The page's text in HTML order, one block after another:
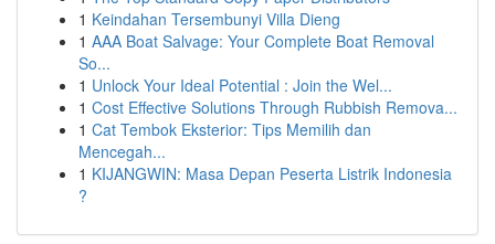
1 Keindahan Tersembunyi Villa Dieng
1 AAA Boat Salvage: Your Complete Boat Removal
So...
1 Unlock Your Ideal Potential : Join the Wel...
1 Cost Effective Solutions Through Rubbish Remova...
1 Cat Tembok Eksterior: Tips Memilih dan
Mencegah...
1 KIJANGWIN: Masa Depan Peserta Listrik Indonesia
?